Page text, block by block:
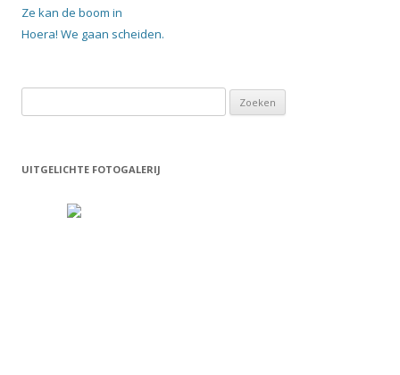
Ze kan de boom in
Hoera! We gaan scheiden.
naar:
UITGELICHTE FOTOGALERIJ